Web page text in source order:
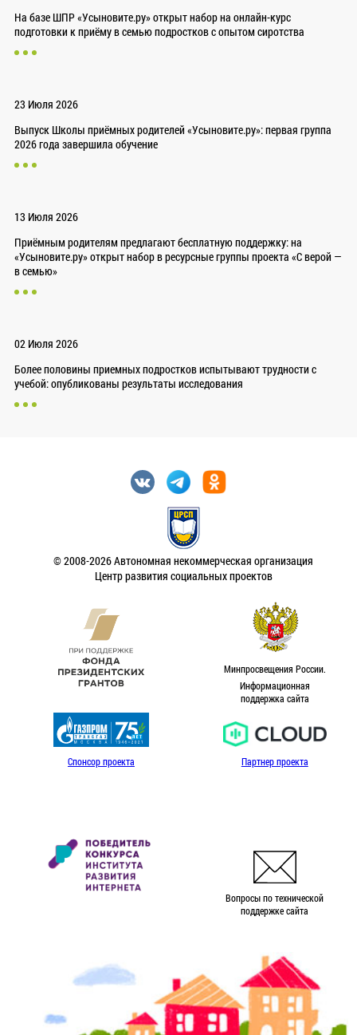
На базе ШПР «Усыновите.ру» открыт набор на онлайн-курс
подготовки к приёму в семью подростков с опытом сиротства
23 Июля 2026
Выпуск Школы приёмных родителей «Усыновите.ру»: первая группа
2026 года завершила обучение
13 Июля 2026
Приёмным родителям предлагают бесплатную поддержку: на
«Усыновите.ру» открыт набор в ресурсные группы проекта «С верой —
в семью»
02 Июля 2026
Более половины приемных подростков испытывают трудности с
учебой: опубликованы результаты исследования
© 2008-2026 Автономная некоммерческая организация
Центр развития социальных проектов
Минпросвещения России.
Информационная
поддержка сайта
Спонсор проекта Партнер проекта
Вопросы по технической
поддержке сайта